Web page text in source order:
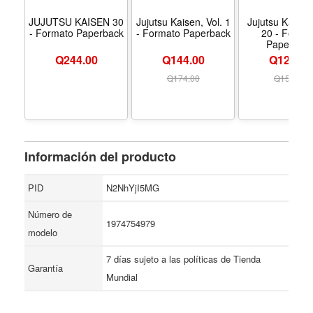
JUJUTSU KAISEN 30
- Formato Paperback
Q244.00
Jujutsu Kaisen, Vol. 1
- Formato Paperback
Q144.00
Q174.00
Jujutsu
20 -
Q129.00
Q154.00
Información del producto
PID
N2NhYjI5MG
Número de
modelo
1974754979
Garantía
7 días sujeto a las políticas de Tienda
Mundial